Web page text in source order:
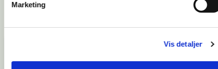
Marketing
Vis detaljer